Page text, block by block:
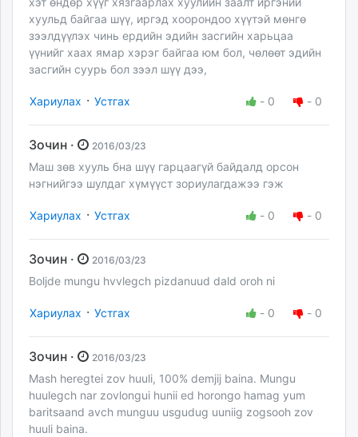
хуульд байгаа шүү, иргэд хоорондоо хүүтэй мөнгө
зээлдүүлэх чинь ердийн эдийн засгийн харьцаа
үүнийг хаах ямар хэрэг байгаа юм бол, чөлөөт эдийн
засгийн суурь бол зээл шүү дээ,
Хариулах · Устгах - 0 - 0
Зочин · 2016/03/23
Маш зөв хууль бна шүү гарцаагүй байдалд орсон
нэгнийгээ шулдаг хүмүүст зориулагдажээ гэж
Хариулах · Устгах - 0 - 0
Зочин · 2016/03/23
Boljde mungu hvvlegch pizdanuud dald oroh ni
Хариулах · Устгах - 0 - 0
Зочин · 2016/03/23
Mash heregtei zov huuli, 100% demjij baina. Mungu
huulegch nar zovlongui hunii ed horongo hamag yum
baritsaand avch munguu usgudug uuniig zogsooh zov
huuli baina.